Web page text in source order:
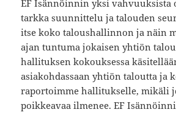
EF Isännöinnin yksi vahvuuksista
tarkka suunnittelu ja talouden
itse koko taloushallinnon ja näin
ajan tuntuma jokaisen yhtiön
hallituksen kokouksessa
asiakohdassaan yhtiön taloutta ja
raportoimme hallitukselle, mikäli
poikkeavaa ilmenee. EF